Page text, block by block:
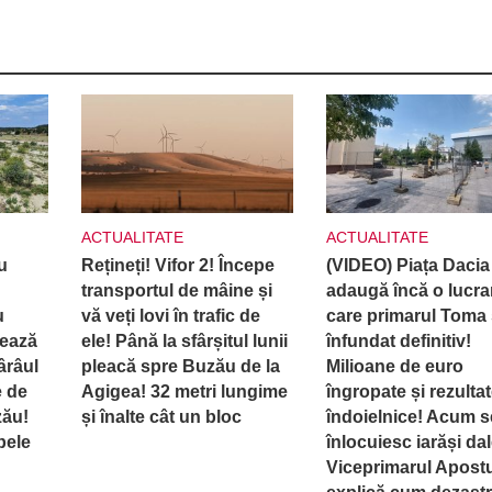
de
ACTUALITATE
Rețineți! Vifor 2! Începe
transportul de mâine și
vă veți lovi în trafic de
ele! Până la sfârșitul lunii
pleacă spre Buzău de la
Agigea! 32 metri lungime
și înalte cât un bloc
ACTUALITATE
(VIDEO) Piața Dacia
adaugă încă o
care primarul Toma
înfundat definitiv!
Milioane de euro
îngropate și
îndoielnice! Acum
înlocuiesc iarăși
Viceprimarul